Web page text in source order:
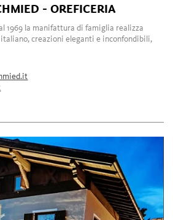
- OREFICERIA
1969 la manifattura di famiglia realizza
creazioni eleganti e inconfondibili,